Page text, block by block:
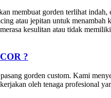
membuat gorden terlihat
atau jepitan untuk
kesulitan atau tidak
?
gorden custom. Kami
oleh tenaga profesional